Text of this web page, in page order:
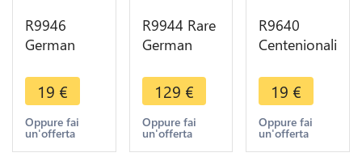
R9946
German
Münster 6
Pfennig
1762 ->
Make Offer
19 €
Oppure fai
un'offerta
R9944 Rare
German
Nassau
Kreuzer
Friedrich
August
129 €
Oppure fai
un'offerta
R9640
Centenionalis
I 330 331
Constantinopoli
TR Treves
19 €
Oppure fai
un'offerta